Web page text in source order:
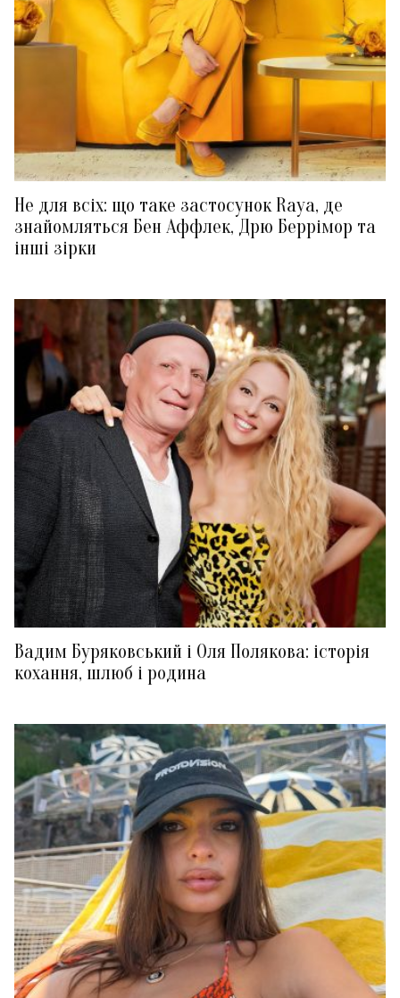
Не для всіх: що таке застосунок Raya, де
знайомляться Бен Аффлек, Дрю Беррімор та
інші зірки
Вадим Буряковський і Оля Полякова: історія
кохання, шлюб і родина